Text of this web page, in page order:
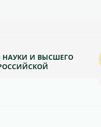
НАУКИ И ВЫСШЕГО